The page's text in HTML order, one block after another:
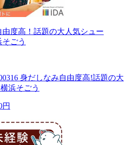
度高！話題の大人気シュー
ごう
身だしなみ自由度高!話題の大
浜そごう
円